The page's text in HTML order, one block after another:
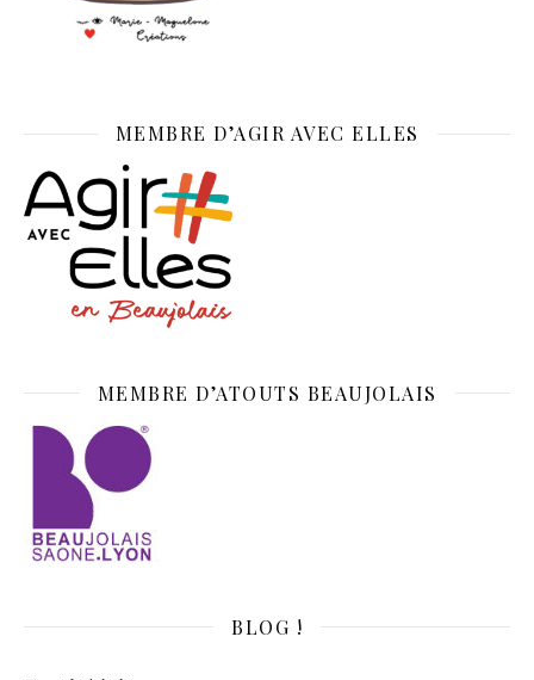
MEMBRE D’AGIR AVEC ELLES
MEMBRE D’ATOUTS BEAUJOLAIS
BLOG !